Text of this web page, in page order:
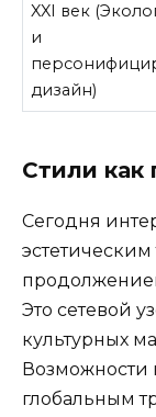
XXI век
и
дизайн)
Стили
Сегодня
эстетическим
Это сетевой
культурных
Возможности
глобальным